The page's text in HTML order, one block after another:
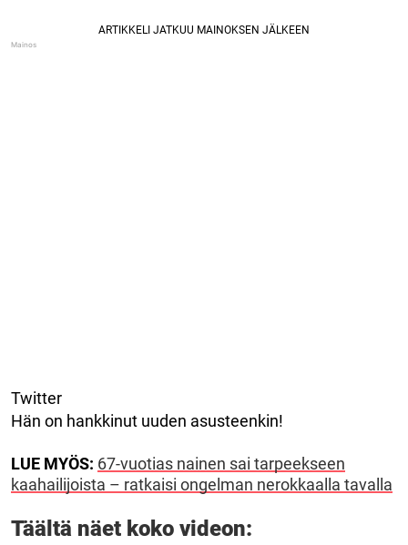
Twitter
Hän on hankkinut uuden asusteenkin!
LUE MYÖS: 67-vuotias nainen sai tarpeekseen
kaahailijoista – ratkaisi ongelman nerokkaalla tavalla
Täältä näet koko videon: